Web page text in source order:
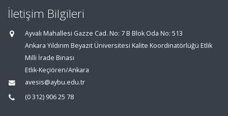
İletişim Bilgileri
Ayvalı Mahallesi Gazze Cad. No: 7 B Blok Oda No: 513
Ankara Yıldırım Beyazıt Üniversitesi Kalite Koordinatörlüğü Etlik
Milli İrade Binası
Etlik-Keçiören/Ankara
avesis@aybu.edu.tr
(0 312) 906 25 78